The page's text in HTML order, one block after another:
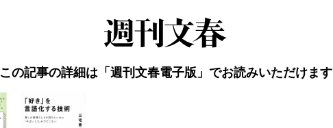
この記事の詳細は「週刊文春電子版」でお読みいただけます